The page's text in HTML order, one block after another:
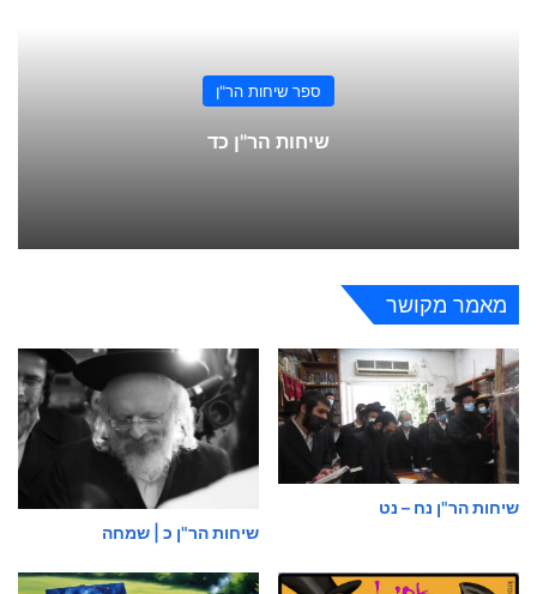
ספר שיחות הר"ן
שיחות הר"ן כד
מאמר מקושר
שיחות הר"ן נח – נט
שיחות הר"ן כ | שמחה